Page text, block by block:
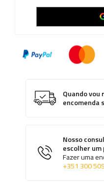
Quando vou
encomenda
Nosso
escolher
Fazer uma
+351 300